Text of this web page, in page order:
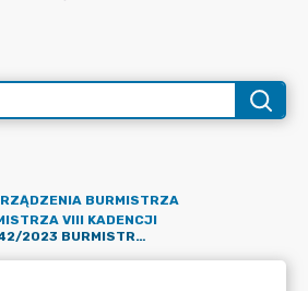
BURMISTRZA
VIII KADENCJI
ZARZĄDZENIE NR 642/2023 BURMISTRZA MIASTA PUŁTUSK Z DNIA 20 PAŹDZIERNIKA 2023 R. W SPRAWIE WNIESIENIA UDZIAŁÓW DO SIM PÓŁNOCNE MAZOWSZE SP. Z O.O.